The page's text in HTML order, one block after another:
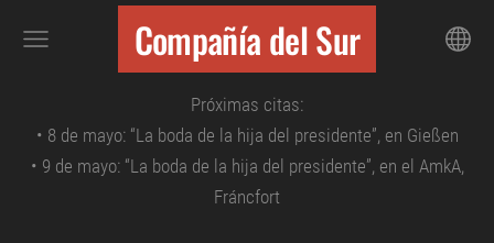
Compañía del Sur
Próximas citas:
• 8 de mayo: “La boda de la hija del presidente”, en Gießen
• 9 de mayo: “La boda de la hija del presidente”, en el AmkA,
Fráncfort